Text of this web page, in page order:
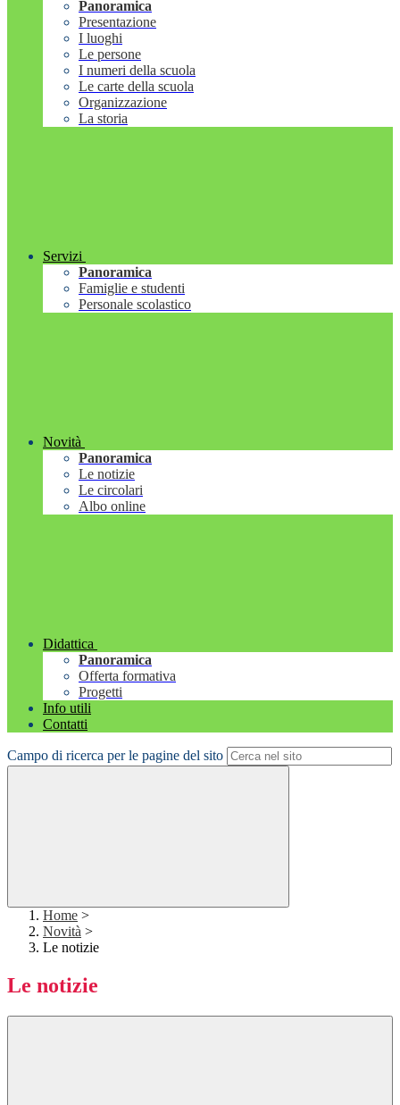
Panoramica
Presentazione
I luoghi
Le persone
I numeri della scuola
Le carte della scuola
Organizzazione
La storia
Servizi
Panoramica
Famiglie e studenti
Personale scolastico
Novità
Panoramica
Le notizie
Le circolari
Albo online
Didattica
Panoramica
Offerta formativa
Progetti
Info utili
Contatti
Campo di ricerca per le pagine del sito
Home >
Novità >
Le notizie
Le notizie